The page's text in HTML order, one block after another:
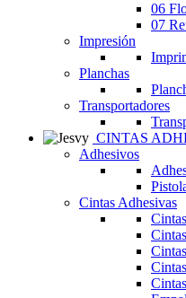
06
07
Impresión
Planchas
Transportadores
CINTAS
Adhesivos
Cintas Adhesivas